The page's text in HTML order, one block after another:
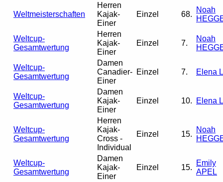
Weltmeisterschaften
Herren
Kajak-
Einer
Einzel 68.
Noah
Weltcup-
Gesamtwertung
Herren
Kajak-
Einer
Einzel 7.
Noah
Weltcup-
Gesamtwertung
Damen
Canadier-
Einer
Einzel 7. Elena
Weltcup-
Gesamtwertung
Damen
Kajak-
Einer
Einzel 10. Elena
Weltcup-
Gesamtwertung
Herren
Kajak-
Cross -
Individual
Einzel 15.
Noah
Weltcup-
Gesamtwertung
Damen
Kajak-
Einer
Einzel 15.
Emily
APEL